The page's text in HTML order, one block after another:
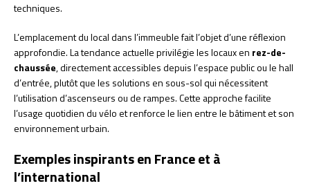
techniques.
L’emplacement du local dans l’immeuble fait l’objet d’une réflexion
approfondie. La tendance actuelle privilégie les locaux en rez-de-
chaussée, directement accessibles depuis l’espace public ou le hall
d’entrée, plutôt que les solutions en sous-sol qui nécessitent
l’utilisation d’ascenseurs ou de rampes. Cette approche facilite
l’usage quotidien du vélo et renforce le lien entre le bâtiment et son
environnement urbain.
Exemples inspirants en France et à
l’international